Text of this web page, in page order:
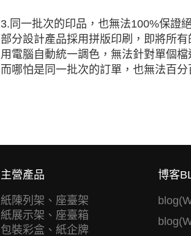
3.同一批次的印品，也無法100%保證
部分設計產品採用拼版印刷，即將所
用電腦自動統一調色，無法針對單個
而哪怕是同一批次的訂單，也無法百分
主營產品
紙陳列架、座臺架
紙展示架、座臺箱
包裝彩盒、紙企牌
博客